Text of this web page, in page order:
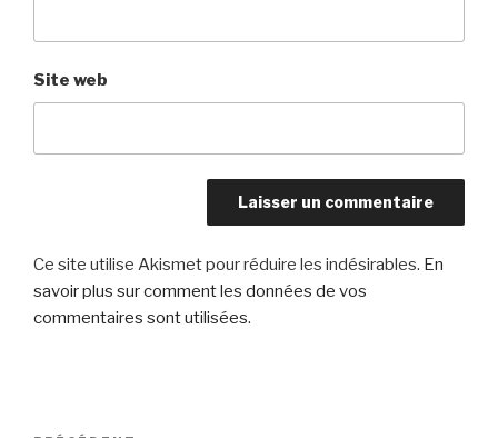
Site web
Ce site utilise Akismet pour réduire les indésirables. En
savoir plus sur comment les données de vos
commentaires sont utilisées.
Navigation